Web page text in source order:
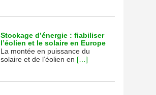
Stockage d’énergie : fiabiliser
l’éolien et le solaire en Europe
La montée en puissance du
solaire et de l’éolien en […]